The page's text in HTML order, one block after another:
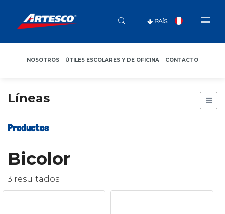
PAÍS
NOSOTROS ÚTILES ESCOLARES Y DE OFICINA CONTACTO
Líneas
Productos
Bicolor
3 resultados